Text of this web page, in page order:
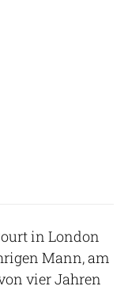
in London
Mann, am
vier Jahren